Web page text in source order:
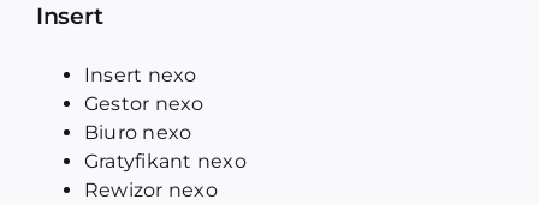
Insert
Insert nexo
Gestor nexo
Biuro nexo
Gratyfikant nexo
Rewizor nexo